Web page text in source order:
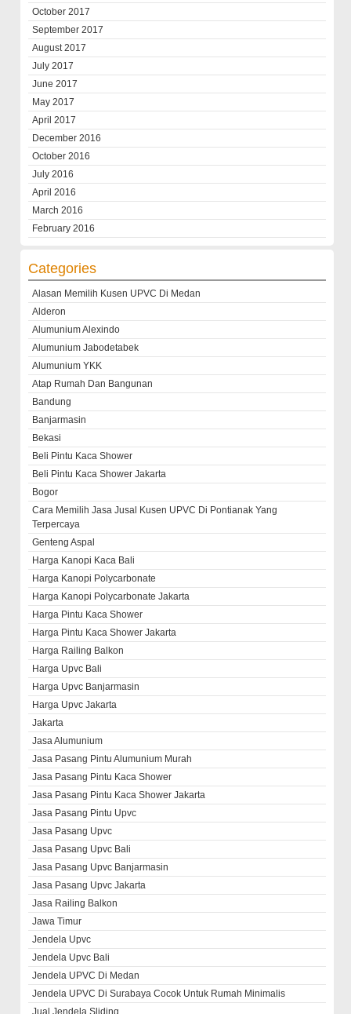
October 2017
September 2017
August 2017
July 2017
June 2017
May 2017
April 2017
December 2016
October 2016
July 2016
April 2016
March 2016
February 2016
Categories
Alasan Memilih Kusen UPVC Di Medan
Alderon
Alumunium Alexindo
Alumunium Jabodetabek
Alumunium YKK
Atap Rumah Dan Bangunan
Bandung
Banjarmasin
Bekasi
Beli Pintu Kaca Shower
Beli Pintu Kaca Shower Jakarta
Bogor
Cara Memilih Jasa Jusal Kusen UPVC Di Pontianak Yang
Terpercaya
Genteng Aspal
Harga Kanopi Kaca Bali
Harga Kanopi Polycarbonate
Harga Kanopi Polycarbonate Jakarta
Harga Pintu Kaca Shower
Harga Pintu Kaca Shower Jakarta
Harga Railing Balkon
Harga Upvc Bali
Harga Upvc Banjarmasin
Harga Upvc Jakarta
Jakarta
Jasa Alumunium
Jasa Pasang Pintu Alumunium Murah
Jasa Pasang Pintu Kaca Shower
Jasa Pasang Pintu Kaca Shower Jakarta
Jasa Pasang Pintu Upvc
Jasa Pasang Upvc
Jasa Pasang Upvc Bali
Jasa Pasang Upvc Banjarmasin
Jasa Pasang Upvc Jakarta
Jasa Railing Balkon
Jawa Timur
Jendela Upvc
Jendela Upvc Bali
Jendela UPVC Di Medan
Jendela UPVC Di Surabaya Cocok Untuk Rumah Minimalis
Jual Jendela Sliding